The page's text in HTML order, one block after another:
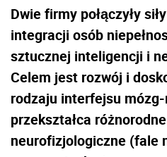
Dwie firmy połączyły
integracji osób
sztucznej inteligencji i
Celem jest rozwój i
rodzaju interfejsu
przekształca
neurofizjologiczne (fale